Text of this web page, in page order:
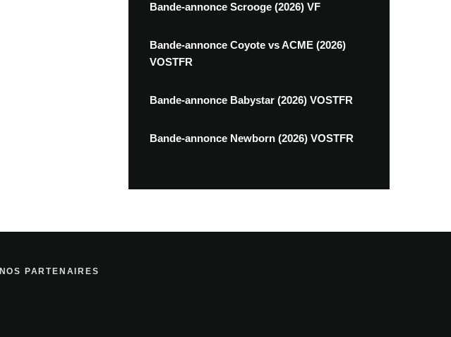
Bande-annonce Scrooge (2026) VF
Bande-annonce Coyote vs ACME (2026)
VOSTFR
Bande-annonce Babystar (2026) VOSTFR
Bande-annonce Newborn (2026) VOSTFR
NOS PARTENAIRES